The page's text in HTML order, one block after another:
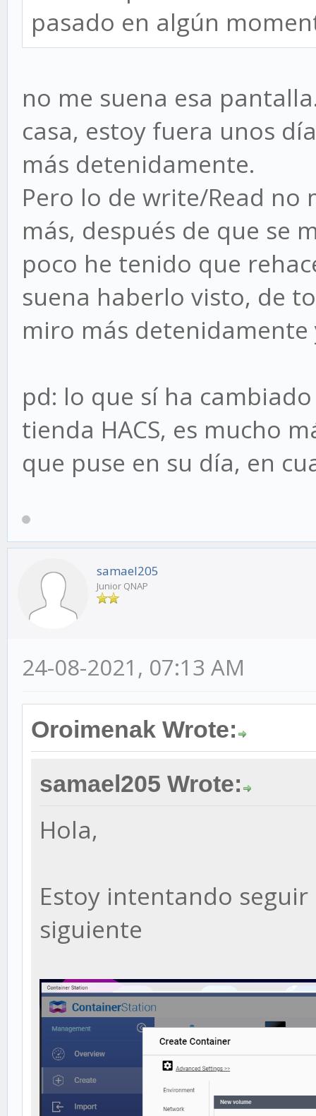
pasado en algún
no me suena esa
casa, estoy fuera unos
más detenidamente.
Pero lo de write/Read no
más, después de que se
poco he tenido que
suena haberlo visto, de
miro más
pd: lo que sí ha
tienda HACS, es mucho
que puse en su día, en
samael205
Junior QNAP
24-08-2021, 07:13 AM
Oroimenak Wrote:
samael205 Wrote:
Hola,
Estoy intentando
siguiente